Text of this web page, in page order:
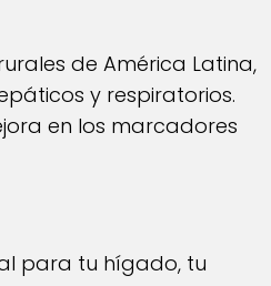
de América Latina,
y respiratorios.
en los marcadores
para tu hígado, tu